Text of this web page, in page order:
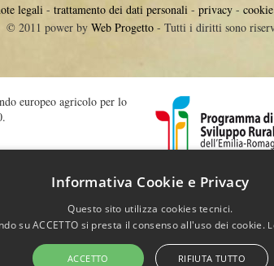
legali - trattamento dei dati personali - privacy - cookie
© 2011 power by Web Progetto - Tutti i diritti sono
europeo agricolo per lo
l60032_it.htm
Informativa Cookie e Privacy
Questo sito utilizza cookies tecnici.
su ACCETTO si presta il consenso all'uso dei cookie.
ACCETTO RIFIUTA TUTTO